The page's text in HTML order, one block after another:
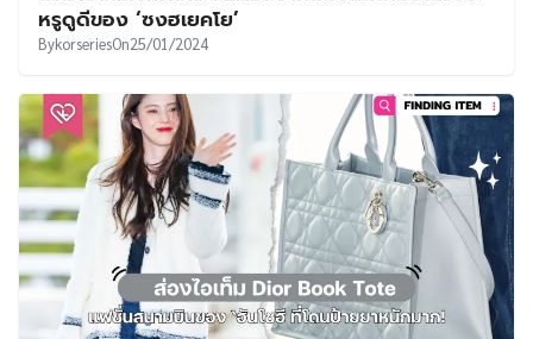
หรูดูดีของ ‘ซงฮเยคโย’
BykorseriesOn25/01/2024